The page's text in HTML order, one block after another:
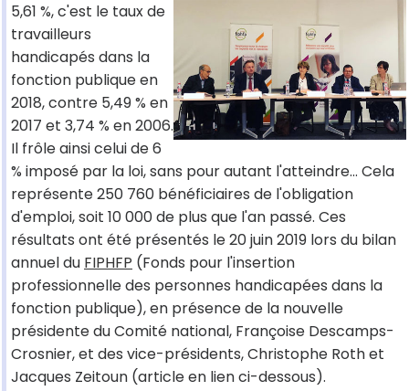
5,61 %, c'est le taux de
travailleurs
handicapés dans la
fonction publique en
2018, contre 5,49 % en
2017 et 3,74 % en 2006.
Il frôle ainsi celui de 6
% imposé par la loi, sans pour autant l'atteindre… Cela
représente 250 760 bénéficiaires de l'obligation
d'emploi, soit 10 000 de plus que l'an passé. Ces
résultats ont été présentés le 20 juin 2019 lors du bilan
annuel du FIPHFP (Fonds pour l'insertion
professionnelle des personnes handicapées dans la
fonction publique), en présence de la nouvelle
présidente du Comité national, Françoise Descamps-
Crosnier, et des vice-présidents, Christophe Roth et
Jacques Zeitoun (article en lien ci-dessous).